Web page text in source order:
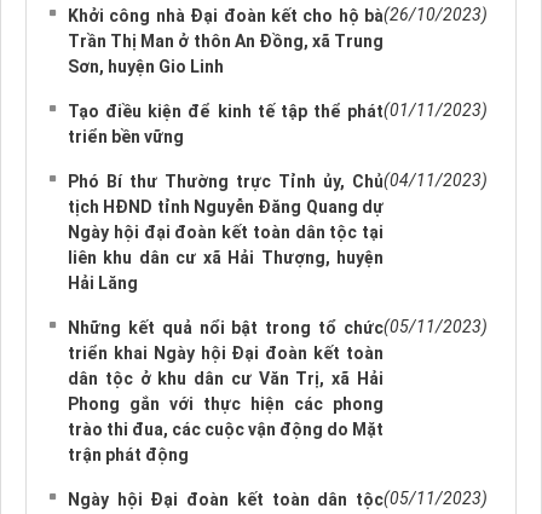
Khởi công nhà Đại đoàn kết cho hộ bà
Trần Thị Man ở thôn An Đồng, xã Trung
Sơn, huyện Gio Linh
(26/10/2023)
Tạo điều kiện để kinh tế tập thể phát
triển bền vững
(01/11/2023)
Phó Bí thư Thường trực Tỉnh ủy, Chủ
tịch HĐND tỉnh Nguyễn Đăng Quang dự
Ngày hội đại đoàn kết toàn dân tộc tại
liên khu dân cư xã Hải Thượng, huyện
Hải Lăng
(04/11/2023)
Những kết quả nổi bật trong tổ chức
triển khai Ngày hội Đại đoàn kết toàn
dân tộc ở khu dân cư Văn Trị, xã Hải
Phong gắn với thực hiện các phong
trào thi đua, các cuộc vận động do Mặt
trận phát động
(05/11/2023)
Ngày hội Đại đoàn kết toàn dân tộc(05/11/2023)